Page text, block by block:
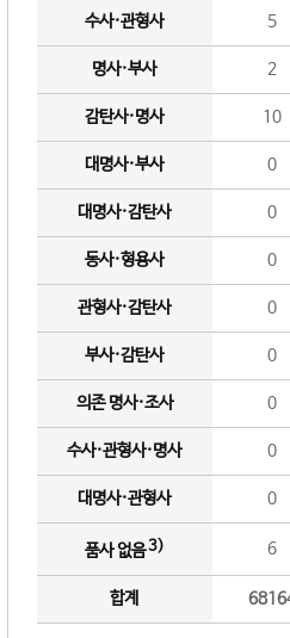
수사·관형사 5
명사·부사 2
감탄사·명사 10
대명사·부사 0
대명사·감탄사 0
동사·형용사 0
관형사·감탄사 0
부사·감탄사 0
의존 명사·조사 0
수사·관형사·명사 0
대명사·관형사 0
품사 없음3) 6
합계